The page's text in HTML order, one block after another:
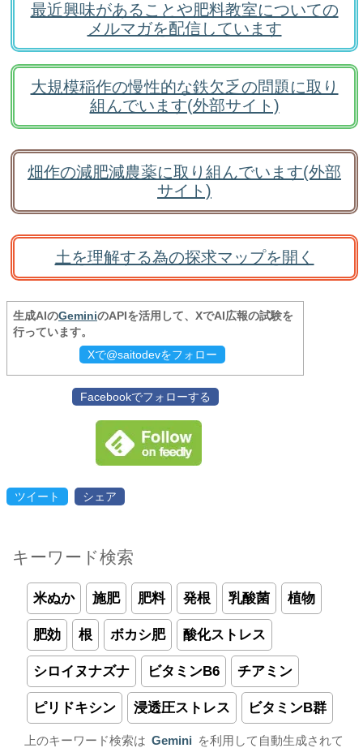
最近興味があることや肥料教室についての
メルマガを配信しています
大規模稲作の慢性的な鉄欠乏の問題に取り
組んでいます(外部サイト)
畑作の減肥減農薬に取り組んでいます(外部
サイト)
土を理解する為の探求マップを開く
生成AIのGeminiのAPIを活用して、XでAI広報の試験を
行っています。
Xで@saitodevをフォロー
Facebookでフォローする
ツイート シェア
キーワード検索
米ぬか 施肥 肥料 発根 乳酸菌 植物
肥効 根 ボカシ肥 酸化ストレス
シロイヌナズナ ビタミンB6 チアミン
ピリドキシン 浸透圧ストレス ビタミンB群
上のキーワード検索は Gemini を利用して自動生成されて